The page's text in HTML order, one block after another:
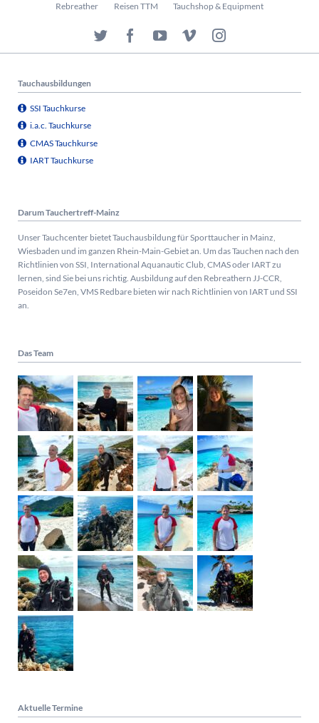
Rebreather Reisen TTM Tauchshop & Equipment
Tauchausbildungen
SSI Tauchkurse
i.a.c. Tauchkurse
CMAS Tauchkurse
IART Tauchkurse
Darum Tauchertreff-Mainz
Unser Tauchcenter bietet Tauchausbildung für Sporttaucher in Mainz,
Wiesbaden und im ganzen Rhein-Main-Gebiet an. Um das Tauchen nach den
Richtlinien von SSI, International Aquanautic Club, CMAS oder IART zu
lernen, sind Sie bei uns richtig. Ausbildung auf den Rebreathern JJ-CCR,
Poseidon Se7en, VMS Redbare bieten wir nach Richtlinien von IART und SSI
an.
Das Team
Aktuelle Termine